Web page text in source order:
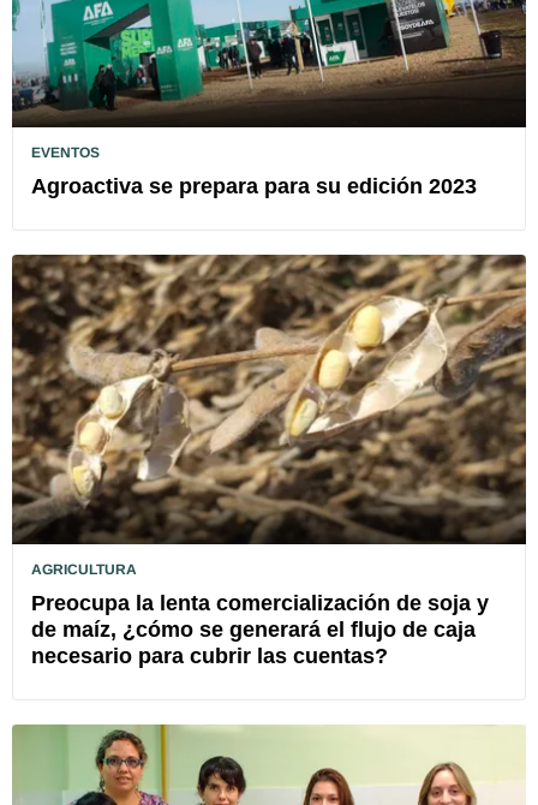
EVENTOS
Agroactiva se prepara para su edición 2023
AGRICULTURA
Preocupa la lenta comercialización de soja y
de maíz, ¿cómo se generará el flujo de caja
necesario para cubrir las cuentas?